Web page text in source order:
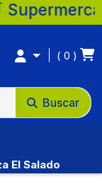
Buscar
0
El Salado